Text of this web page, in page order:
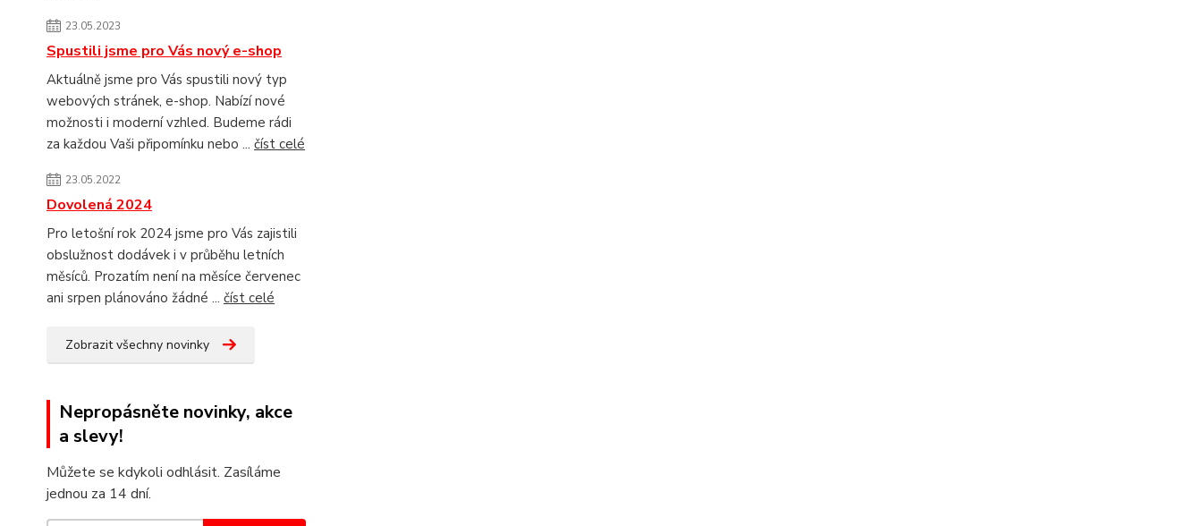
23.05.2023
Spustili jsme pro Vás nový e-shop
Aktuálně jsme pro Vás spustili nový typ
webových stránek, e-shop. Nabízí nové
možnosti i moderní vzhled. Budeme rádi
za každou Vaši připomínku nebo ... číst celé
23.05.2022
Dovolená 2024
Pro letošní rok 2024 jsme pro Vás zajistili
obslužnost dodávek i v průběhu letních
měsíců. Prozatím není na měsíce červenec
ani srpen plánováno žádné ... číst celé
Zobrazit všechny novinky
Nepropásněte novinky, akce
a slevy!
Můžete se kdykoli odhlásit. Zasíláme
jednou za 14 dní.